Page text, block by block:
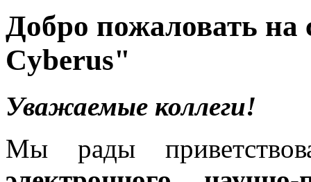
Добро пожаловать
Cyberus"
Уважаемые коллеги!
Мы рады